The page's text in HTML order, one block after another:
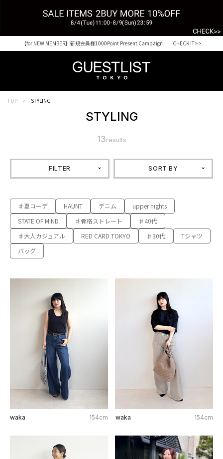
【for NEW MEMBER】新規会員様1000Point Present Campaign CHECK IT>>
TOP STYLING
STYLING
13results
FILTER SORT BY
♯夏コーデ HAUNT デニム
upper hights
STATE OF MIND
♯骨格ストレート
♯40代
♯大人カジュアル
RED CARD TOKYO ♯30代
Tシャツ
バッグ
waka 154cm waka 154cm